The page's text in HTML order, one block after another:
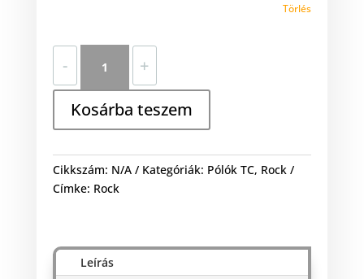
Törlés
-
mennyiség
+
Kosárba teszem
Cikkszám: N/A Kategóriák: Pólók TC, Rock
Címke: Rock
Leírás